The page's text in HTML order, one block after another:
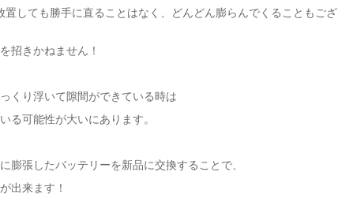
置しても勝手に直ることはなく、どんどん膨らんでくることもござ
招きかねません！
くり浮いて隙間ができている時は
る可能性が大いにあります。
膨張したバッテリーを新品に交換することで、
出来ます！